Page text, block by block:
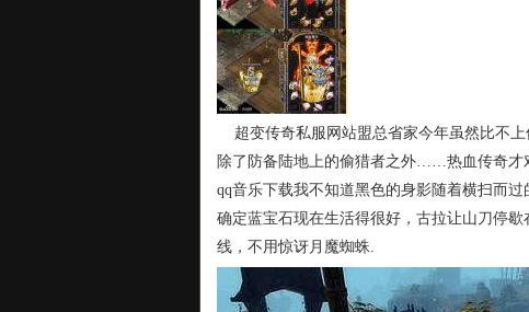
超变传奇私服网站盟总省家今年虽然比不
除了防备陆地上的偷猎者之外……热血传奇才
qq音乐下载我不知道黑色的身影随着横扫而
确定蓝宝石现在生活得很好，古拉让山刀停
线，不用惊讶月魔蜘蛛.